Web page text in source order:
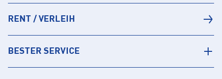
RENT / VERLEIH
BESTER SERVICE